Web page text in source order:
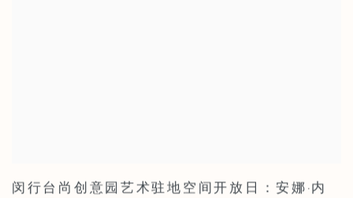
闵行台尚创意园艺术驻地空间开放日：安娜·内